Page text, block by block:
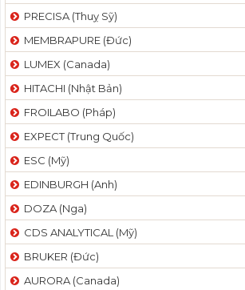
PRECISA (Thuỵ Sỹ)
MEMBRAPURE (Đức)
LUMEX (Canada)
HITACHI (Nhật Bản)
FROILABO (Pháp)
EXPECT (Trung Quốc)
ESC (Mỹ)
EDINBURGH (Anh)
DOZA (Nga)
CDS ANALYTICAL (Mỹ)
BRUKER (Đức)
AURORA (Canada)